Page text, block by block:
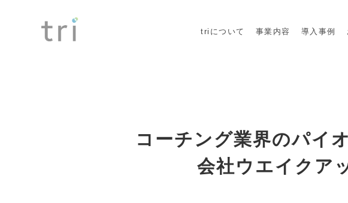
triについて 事業内容 導入事例
コーチング業界のパイ
会社ウエイクア